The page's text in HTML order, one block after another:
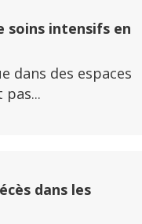
soins intensifs en
dans des espaces
dans les